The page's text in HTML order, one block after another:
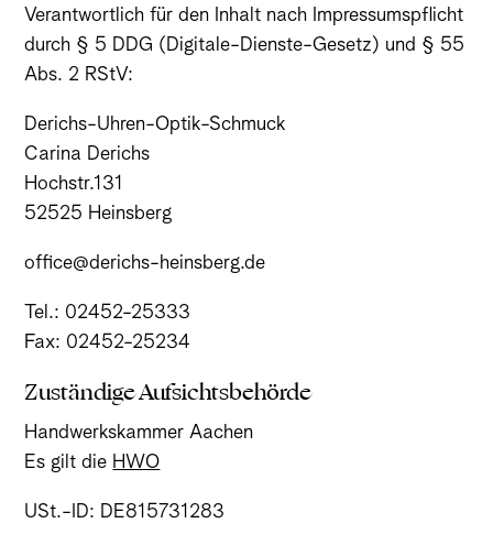
Verantwortlich für den Inhalt nach Impressumspflicht
durch § 5 DDG (Digitale-Dienste-Gesetz) und § 55
Abs. 2 RStV:
Derichs-Uhren-Optik-Schmuck
Carina Derichs
Hochstr.131
52525 Heinsberg
office@derichs-heinsberg.de
Tel.: 02452-25333
Fax: 02452-25234
Zuständige Aufsichtsbehörde
Handwerkskammer Aachen
Es gilt die HWO
USt.-ID: DE815731283